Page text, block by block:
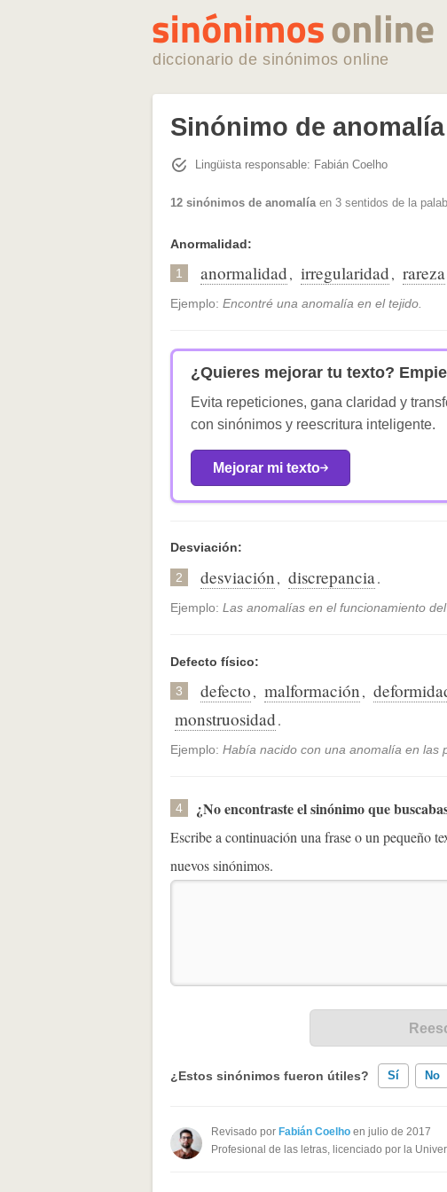
diccionario de sinónimos online
Sinónimo de anomalía
Lingüista responsable: Fabián Coelho
12 sinónimos de anomalíaen 3 sentidos de la
Anormalidad:
1 anormalidad, irregularidad, rareza
Ejemplo: Encontré una anomalía en el tejido.
¿Quieres mejorar tu texto?
Evita repeticiones, gana claridad y
con sinónimos y reescritura inteligente.
Mejorar mi texto
Desviación:
2 desviación, discrepancia.
Ejemplo: Las anomalías en el funcionamiento
Defecto físico:
3 defecto, malformación,
monstruosidad.
Ejemplo: Había nacido con una anomalía en las
4 ¿No encontraste el sinónimo que
Escribe a continuación una frase o un pequeño
nuevos sinónimos.
¿Estos sinónimos fueron útiles? Sí No
Existen sinónimos incorrectos
Revisado por Fabián Coelho en julio de 2017
Profesional de las letras, licenciado por la